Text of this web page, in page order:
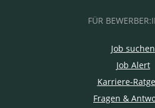
FÜR
Job suchen
Job Alert
Karriere-
Fragen &